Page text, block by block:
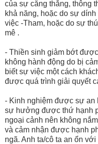
của sự căng thẳng, thông
khả năng, hoặc do sự
việc -Tham, hoặc do sự
mê .
- Thiền sinh giảm bớt
không hành động do bị
biết sự việc một cách
được quá trình giải quyết
- Kinh nghiệm được sự an
sự hưởng được thứ hạnh
ngoại cảnh nên không
và cảm nhận được hạnh
ngã. Anh ta/cô ta an ổn